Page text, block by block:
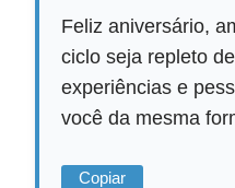
Feliz aniversário,
ciclo seja repleto
experiências e
você da mesma
Copiar